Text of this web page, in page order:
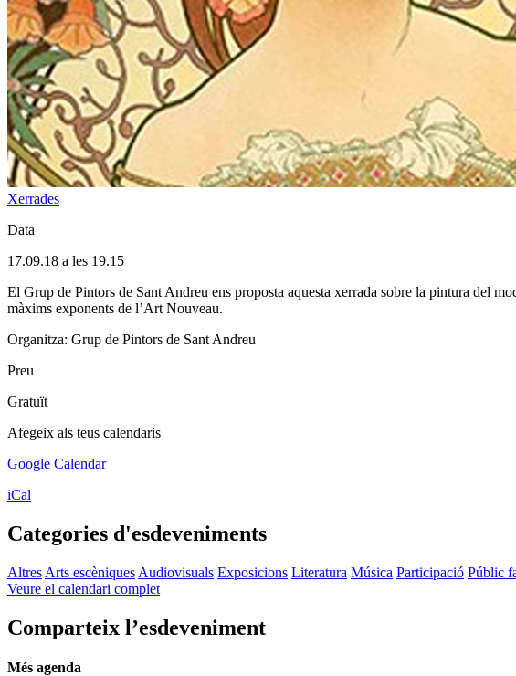
Xerrades
Data
17.09.18 a les 19.15
El Grup de Pintors de Sant Andreu ens proposta aquesta xerrada sobre la pintura del
màxims exponents de l’Art Nouveau.
Organitza: Grup de Pintors de Sant Andreu
Preu
Gratuït
Afegeix als teus calendaris
Google Calendar
iCal
Categories d'esdeveniments
Altres Arts escèniques Audiovisuals Exposicions Literatura Música Participació Públic
Veure el calendari complet
Comparteix l’esdeveniment
Més agenda